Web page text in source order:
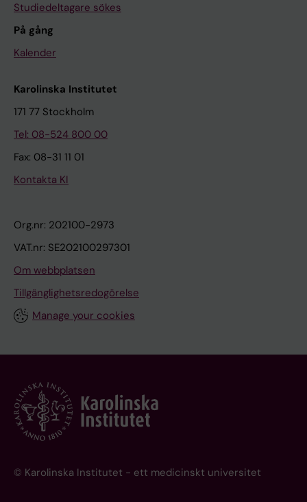
Studiedeltagare sökes
På gång
Kalender
Karolinska Institutet
171 77 Stockholm
Tel: 08-524 800 00
Fax: 08-31 11 01
Kontakta KI
Org.nr: 202100-2973
VAT.nr: SE202100297301
Om webbplatsen
Tillgänglighetsredogörelse
Manage your cookies
© Karolinska Institutet - ett medicinskt universitet